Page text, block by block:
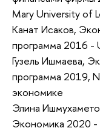
Mary University of
Канат Исаков,
программа 2016 -
Гузель Ишмаева,
программа 2019,
экономике
Элина
Экономика 2020 -